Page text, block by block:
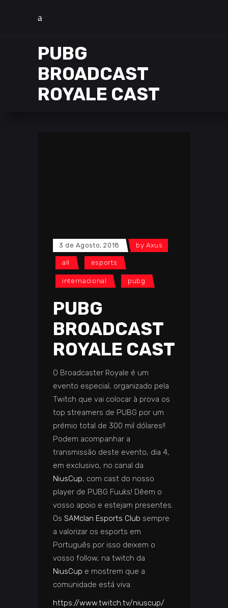
PUBG
BROADCAST
ROYALE CAST
3 de Agosto, 2018 byAxus
all esports
internacional pubg
PUBG
BROADCAST
ROYALE CAST
O Broadcaster Royale é um
evento especial, organizado pela
Twitch que vai colocar à prova os
top streamers de PUBG por um
prémio total de 300 mil dólares!!
Podem acompanhar a
transmissão deste evento, dia 4,
em exclusivo, no canal da
NiusCup, com cast do nosso
player de PUBG Fuuks! Dêem o
vosso apoio e estejam presentes.
Os SAMclan Esports Club sempre
a valorizar os esports em
Português por isso deixem o
vosso follow, na twitch da
NiusCup e mostrem que a
comunidade está viva.
https://www.twitch.tv/niuscup/